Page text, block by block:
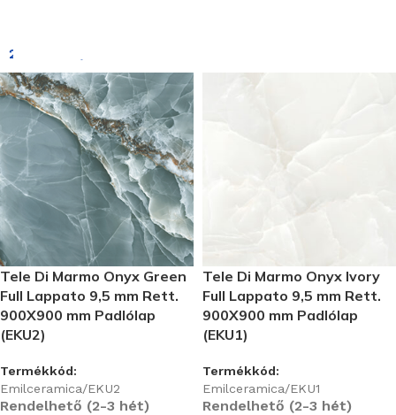
25 270
Tele Di Marmo Onyx Green
Full Lappato 9,5 mm Rett.
900X900 mm Padlólap
(EKU2)
Termékkód:
Emilceramica/EKU2
Rendelhető (2-3 hét)
Tele Di Marmo Onyx Ivory
Full Lappato 9,5 mm Rett.
900X900 mm Padlólap
(EKU1)
Termékkód:
Emilceramica/EKU1
Rendelhető (2-3 hét)